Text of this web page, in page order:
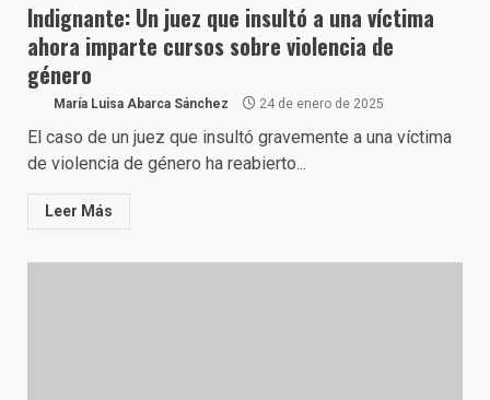
Indignante: Un juez que insultó a una víctima
ahora imparte cursos sobre violencia de
género
María Luisa Abarca Sánchez 24 de enero de 2025
El caso de un juez que insultó gravemente a una víctima
de violencia de género ha reabierto...
Leer Más